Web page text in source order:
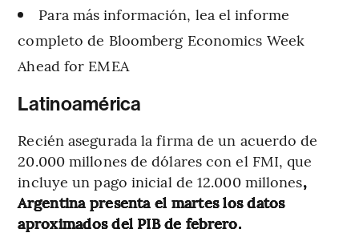
Para más información, lea el informe
completo de Bloomberg Economics Week
Ahead for EMEA
Latinoamérica
Recién asegurada la firma de un acuerdo de
20.000 millones de dólares con el FMI, que
incluye un pago inicial de 12.000 millones,
Argentina presenta el martes los datos
aproximados del PIB de febrero.